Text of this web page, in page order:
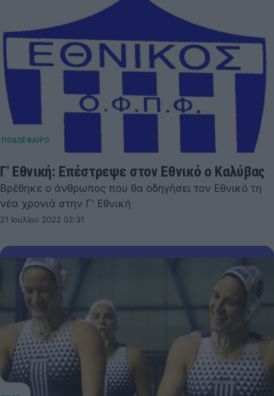
Γ' Εθνική: Επέστρεψε στον Εθνικό ο Καλύβας
Βρέθηκε ο άνθρωπος που θα οδηγήσει τον Εθνικό τη
νέα χρονιά στην Γ' Εθνική
21 Ιουλίου 2022 02:31